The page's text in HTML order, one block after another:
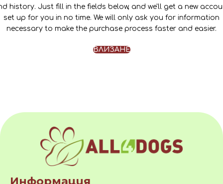
history. Just fill in the fields below, and we'll get a new
set up for you in no time. We will only ask you for information
necessary to make the purchase process faster and easier.
ВЛИЗАНЕ
Информация